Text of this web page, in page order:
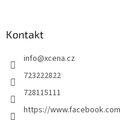
Kontakt
info@xcena.cz
723222822
728115111
https://